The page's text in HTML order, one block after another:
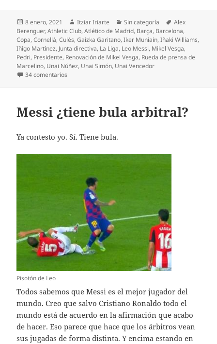
Publicado
el
8 enero, 2021 Autor
Itziar Iriarte Categorías
Sin categoría Etiquetas
Alex
Berenguer,Athletic Club,Atlético de Madrid, Barça, Barcelona,
Copa,Cornellá,Culés,Gaizka Garitano,Iker Muniain,Iñaki Williams,
Iñigo Martínez, Junta directiva, La Liga, Leo Messi, Mikel Vesga,
Pedri, Presidente, Renovación de Mikel Vesga, Rueda de prensa de
Marcelino, Unai Núñez, Unai Simón, Unai Vencedor
34 comentarios
Messi ¿tiene bula arbitral?
Ya contesto yo. Sí. Tiene bula.
Pisotón de Leo
Todos sabemos que Messi es el mejor jugador del
mundo. Creo que salvo Cristiano Ronaldo todo el
mundo está de acuerdo en la afirmación que acabo
de hacer. Eso parece que hace que los árbitros vean
sus jugadas de forma distinta. Y encima estando en